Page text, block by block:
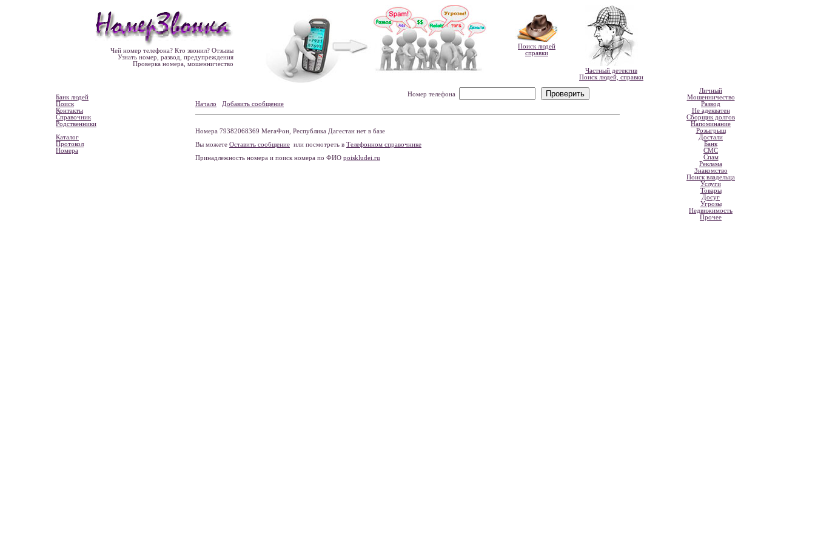
Чей номер телефона? Кто звонил? Отзывы
Узнать номер, развод, предупреждения
Проверка номера, мошенничество
Поиск людей
справки
Частный детектив
Поиск людей, справки
Банк людей
Поиск
Контакты
Справочник
Родственники
Каталог
Протокол
Номера
Номер телефона
Начало
Добавить сообщение
Номера 79382068369 МегаФон, Республика Дагестан нет в базе
Вы можете Оставить сообщение или посмотреть в Телефонном справочнике
Принадлежность номера и поиск номера по ФИО poiskludei.ru
Личный
Мошенничество
Развод
Не адекватен
Сборщик долгов
Напоминание
Розыгрыш
Достали
Банк
СМС
Спам
Реклама
Знакомство
Поиск владельца
Услуги
Товары
Досуг
Угрозы
Недвижимость
Прочее